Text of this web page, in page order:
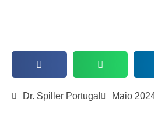
Dr. Spiller Portugal Maio